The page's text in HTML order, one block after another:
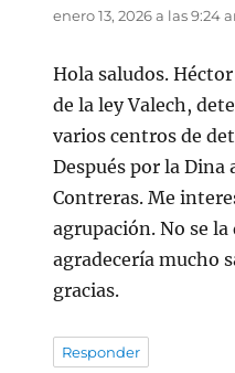
enero 13, 2026 a las 9:24
Hola saludos.
de la ley Valech,
varios centros de
Después por la Dina
Contreras. Me
agrupación. No se
agradecería mucho
gracias.
Responder